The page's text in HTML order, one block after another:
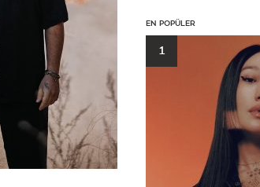
EN POPÜLER
1